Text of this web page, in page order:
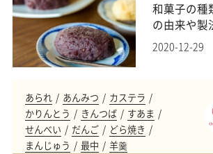
和菓子の種
の由来や製
2020-12-29
あられ あんみつ
カステラ
かりんとう
きんつば
すあま
せんべい
だんご
どら焼き
まんじゅう
最中 羊羹